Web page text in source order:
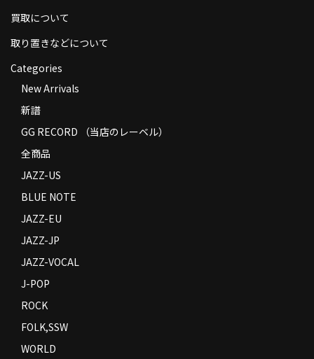
お支払い方法
返品
コンディション
Privacy Policy
特定商取引法に基づく表示
買取について
取り置きなどについて
Categories
New Arrivals
新譜
GG RECORD （当店のレーベル）
全商品
JAZZ-US
BLUE NOTE
JAZZ-EU
JAZZ-JP
JAZZ-VOCAL
J-POP
ROCK
FOLK,SSW
WORLD